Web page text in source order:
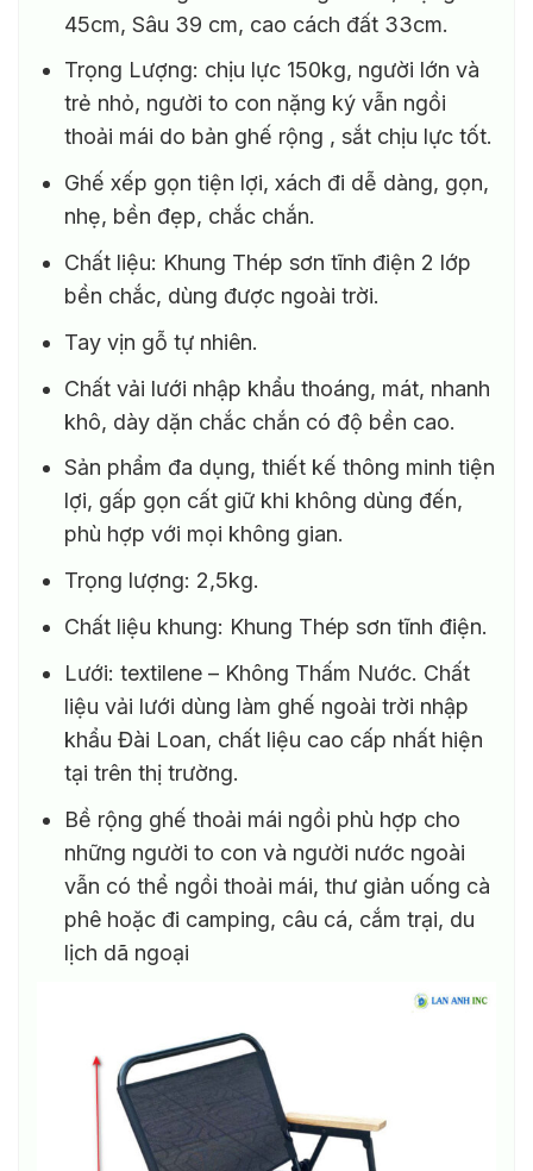
45cm, Sâu 39 cm, cao cách đất 33cm.
Trọng Lượng: chịu lực 150kg, người lớn và
trẻ nhỏ, người to con nặng ký vẫn ngồi
thoải mái do bản ghế rộng , sắt chịu lực tốt.
Ghế xếp gọn tiện lợi, xách đi dễ dàng, gọn,
nhẹ, bền đẹp, chắc chắn.
Chất liệu: Khung Thép sơn tĩnh điện 2 lớp
bền chắc, dùng được ngoài trời.
Tay vịn gỗ tự nhiên.
Chất vải lưới nhập khẩu thoáng, mát, nhanh
khô, dày dặn chắc chắn có độ bền cao.
Sản phẩm đa dụng, thiết kế thông minh tiện
lợi, gấp gọn cất giữ khi không dùng đến,
phù hợp với mọi không gian.
Trọng lượng: 2,5kg.
Chất liệu khung: Khung Thép sơn tĩnh điện.
Lưới: textilene – Không Thấm Nước. Chất
liệu vải lưới dùng làm ghế ngoài trời nhập
khẩu Đài Loan, chất liệu cao cấp nhất hiện
tại trên thị trường.
Bề rộng ghế thoải mái ngồi phù hợp cho
những người to con và người nước ngoài
vẫn có thể ngồi thoải mái, thư giản uống cà
phê hoặc đi camping, câu cá, cắm trại, du
lịch dã ngoại